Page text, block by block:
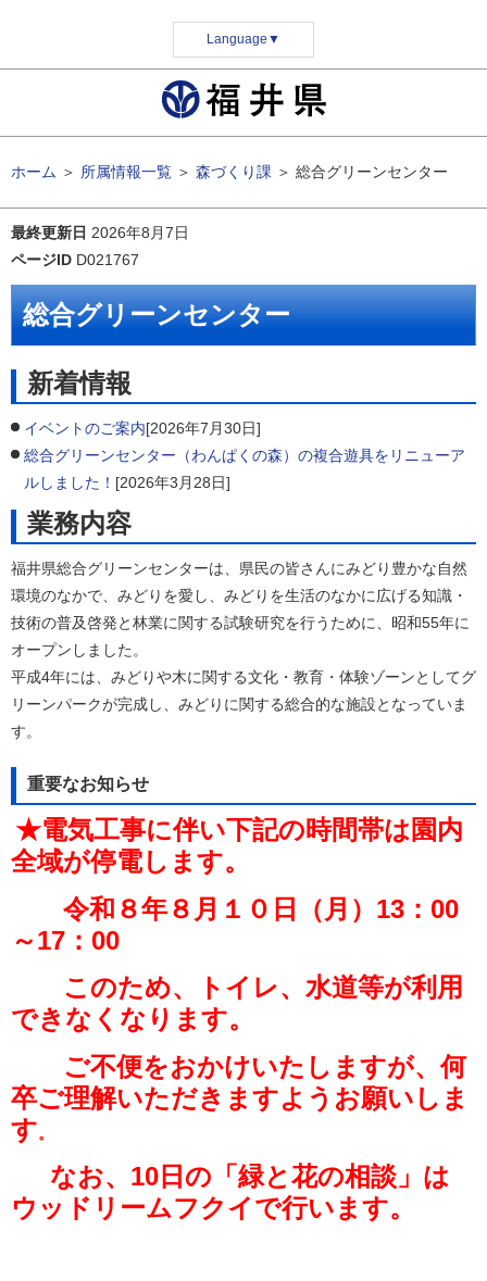
Language ▼
ホーム ＞ 所属情報一覧 ＞ 森づくり課 ＞ 総合グリーンセンター
最終更新日 2026年8月7日
ページID D021767
総合グリーンセンター
新着情報
イベントのご案内[2026年7月30日]
総合グリーンセンター（わんぱくの森）の複合遊具をリニューア
ルしました！ [2026年3月28日]
業務内容
福井県総合グリーンセンターは、県民の皆さんにみどり豊かな自然
環境のなかで、みどりを愛し、みどりを生活のなかに広げる知識・
技術の普及啓発と林業に関する試験研究を行うために、昭和55年に
オープンしました。
平成4年には、みどりや木に関する文化・教育・体験ゾーンとしてグ
リーンパークが完成し、みどりに関する総合的な施設となっていま
す。
重要なお知らせ
★電気工事に伴い下記の時間帯は園内
全域が停電します。
令和８年８月１０日（月）13：00
～17：00
このため、トイレ、水道等が利用
できなくなります。
ご不便をおかけいたしますが、何
卒ご理解いただきますようお願いしま
す。
なお、10日の「緑と花の相談」は
ウッドリームフクイで行います。